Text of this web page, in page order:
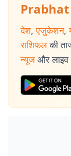
देश, एजुकेशन,
राशिफल की
न्यूज और लाइव